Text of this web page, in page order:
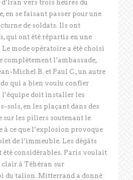
d’Iran vers trois heures du
en se faisant passer pour une
de soldats. Ils ont
qui ont été répartis en une
Le mode opératoire a été choisi
complètement l’ambassade,
Michel B. et Paul C., un autre
qui a bien voulu confier
l’équipe doit installer les
sols, en les plaçant dans des
sur les piliers soutenant le
à ce que l’explosion provoque
de l’immeuble. Les dégâts
considérables. Paris voulait
clair à Téhéran sur
du talion. Mitterrand a donné